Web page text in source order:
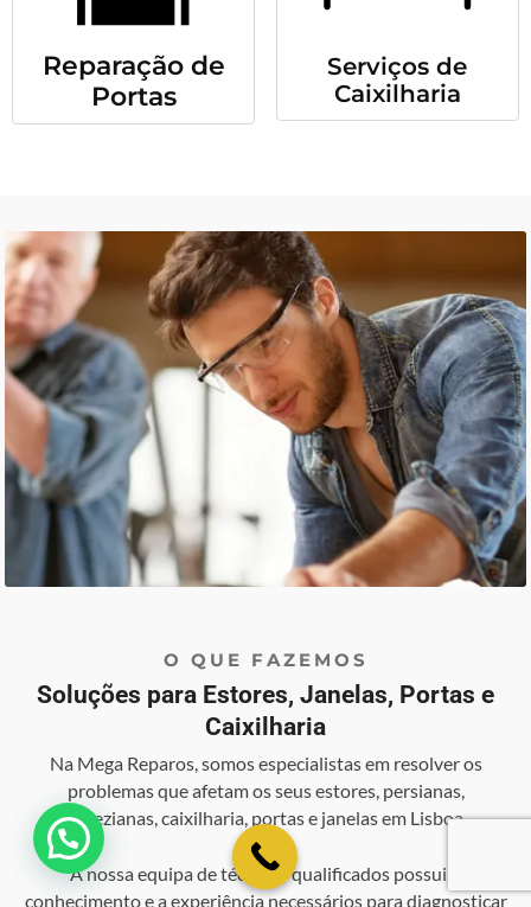
Reparação de
Portas
Serviços de
Caixilharia
O QUE FAZEMOS
Soluções para Estores, Janelas, Portas e
Caixilharia
Na Mega Reparos, somos especialistas em resolver os
problemas que afetam os seus estores, persianas,
venezianas, caixilharia, portas e janelas em Lisboa.
A nossa equipa de técnicos qualificados possui o
conhecimento e a experiência necessários para diagnosticar
💬 Como podemos ajudar?